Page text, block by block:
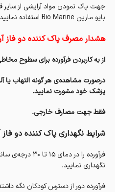
جهت پاک نمودن مواد آرایشی از
بایو مارین Bio Marine استفاده نمایید.
هشدار مصرف پاک کننده دو فاز
از به کاربردن فرآورده برای سطوح
درصورت مشاهده‌ی هر گونه التهاب یا
پزشک خود مشورت نمایید.
فقط جهت مصارف خارجی.
شرایط نگهداری پاک کننده دو
فرآورده را در
نگهداری نمایید.
فرآورده دور از دسترس کودکان نگه